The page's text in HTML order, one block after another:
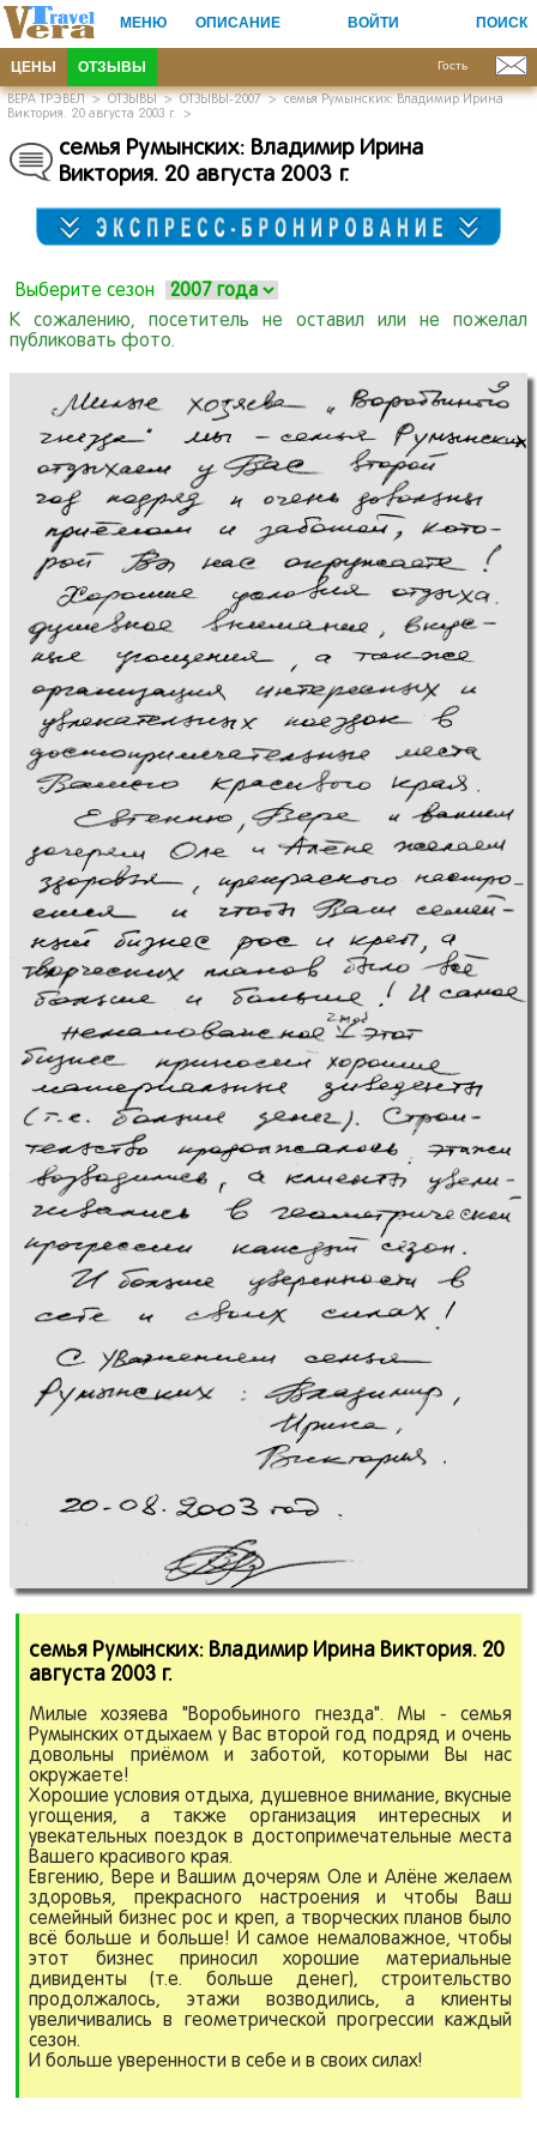
МЕНЮ ОПИСАНИЕ ВОЙТИ ПОИСК
ЦЕНЫ ОТЗЫВЫ Гость
ВЕРА ТРЭВЕЛ>ОТЗЫВЫ>ОТЗЫВЫ-2007>семья Румынских: Владимир Ирина
Виктория. 20 августа 2003 г. >
семья Румынских:Владимир Ирина
Виктория.20 августа 2003 г.
Выберите сезон
К сожалению, посетитель не оставил или не пожелал
публиковать фото.
семья Румынских: Владимир Ирина Виктория. 20
августа 2003 г.
Милые хозяева "Воробьиного гнезда". Мы - семья
Румынских отдыхаем у Вас второй год подряд и очень
довольны приёмом и заботой, которыми Вы нас
окружаете!
Хорошие условия отдыха, душевное внимание, вкусные
угощения, а также организация интересных и
увекательных поездок в достопримечательные места
Вашего красивого края.
Евгению, Вере и Вашим дочерям Оле и Алёне желаем
здоровья, прекрасного настроения и чтобы Ваш
семейный бизнес рос и креп, а творческих планов было
всё больше и больше! И самое немаловажное, чтобы
этот бизнес приносил хорошие материальные
дивиденты (т.е. больше денег), строительство
продолжалось, этажи возводились, а клиенты
увеличивались в геометрической прогрессии каждый
сезон.
И больше уверенности в себе и в своих силах!